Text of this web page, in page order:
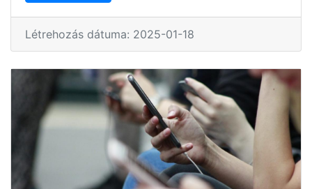
Létrehozás dátuma: 2025-01-18